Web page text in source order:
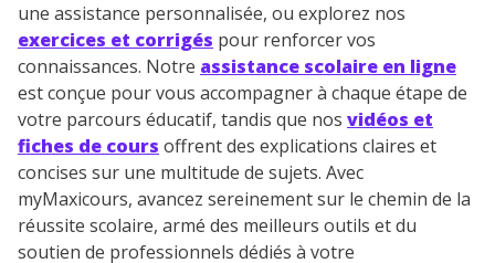
une assistance personnalisée, ou explorez nos
exercices et corrigés pour renforcer vos
connaissances. Notre assistance scolaire en ligne
est conçue pour vous accompagner à chaque étape de
votre parcours éducatif, tandis que nos vidéos et
fiches de cours offrent des explications claires et
concises sur une multitude de sujets. Avec
myMaxicours, avancez sereinement sur le chemin de la
réussite scolaire, armé des meilleurs outils et du
soutien de professionnels dédiés à votre